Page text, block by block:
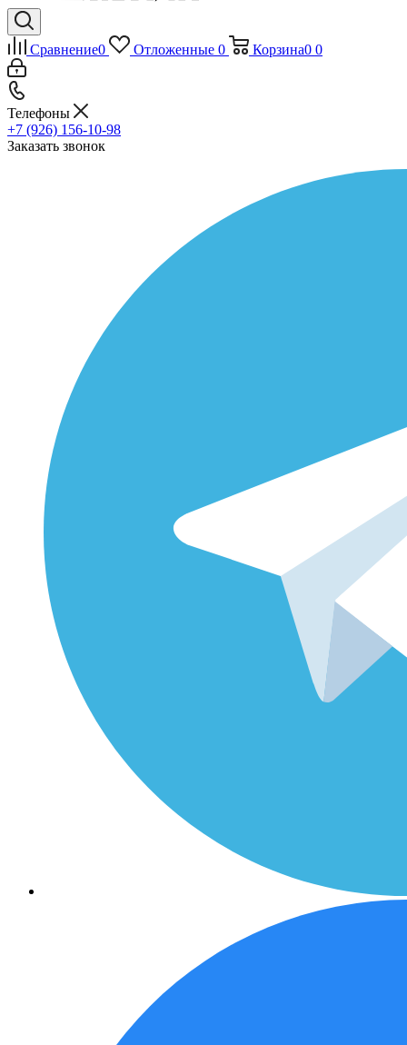
Сравнение0 Отложенные 0 Корзина0 0
Телефоны
+7 (926) 156-10-98
Заказать звонок